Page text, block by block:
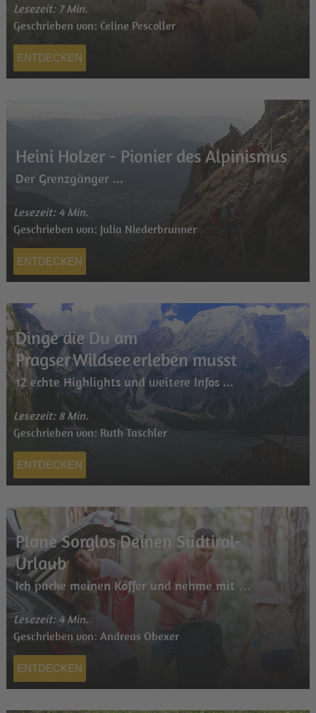
Lesezeit: 7 Min.
Geschrieben von: Celine Pescoller
ENTDECKEN
Heini Holzer - Pionier des Alpinismus
Der Grenzgänger ...
Lesezeit: 4 Min.
Geschrieben von: Julia Niederbrunner
ENTDECKEN
Dinge die Du am
Pragser Wildsee erleben musst
12 echte Highlights und weitere Infos ...
Lesezeit: 8 Min.
Geschrieben von: Ruth Taschler
ENTDECKEN
Plane Sorglos Deinen Südtirol-
Urlaub
Ich packe meinen Koffer und nehme mit …
Lesezeit: 4 Min.
Geschrieben von: Andreas Obexer
ENTDECKEN